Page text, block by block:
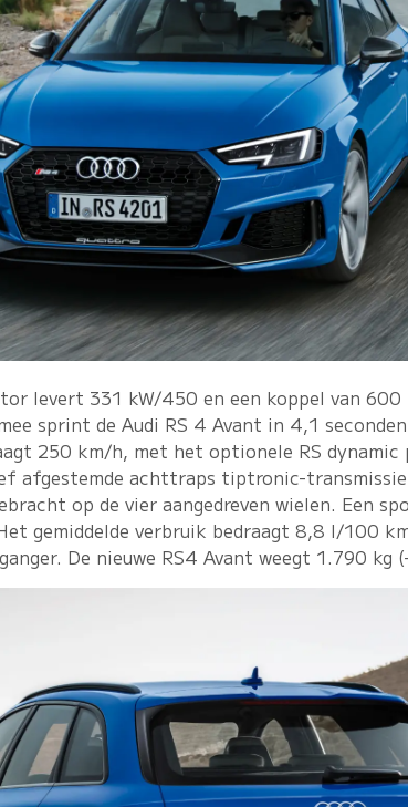
levert 331 kW/450 en een koppel van 600
sprint de Audi RS 4 Avant in 4,1
250 km/h, met het optionele RS
afgestemde achttraps tiptronic-
op de vier aangedreven wielen. Een
gemiddelde verbruik bedraagt 8,8 l/100
De nieuwe RS4 Avant weegt 1.790 kg